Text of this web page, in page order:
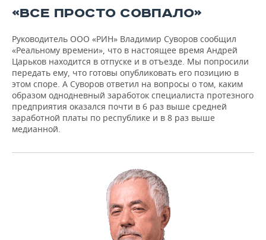
«ВСЕ ПРОСТО СОВПАЛО»
Руководитель ООО «РИН» Владимир Суворов сообщил
«Реальному времени», что в настоящее время Андрей
Царьков находится в отпуске и в отъезде. Мы попросили
передать ему, что готовы опубликовать его позицию в
этом споре. А Суворов ответил на вопросы о том, каким
образом однодневный заработок специалиста протезного
предприятия оказался почти в 6 раз выше средней
заработной платы по республике и в 8 раз выше
медианной.